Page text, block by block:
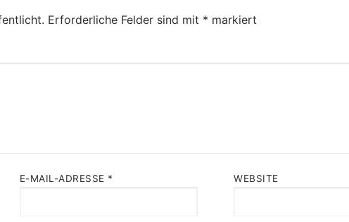
Erforderliche Felder sind mit * markiert
E-MAIL-ADRESSE * WEBSITE